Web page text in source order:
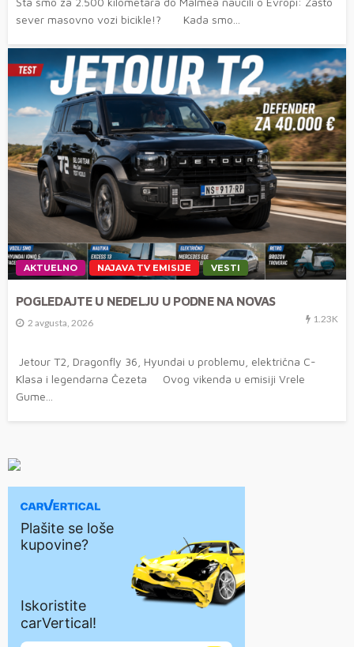
sever masovno vozi bicikle!? Kada smo...
AKTUELNO NAJAVA TV EMISIJE VESTI
POGLEDAJTE U NEDELJU U PODNE NA NOVAS
2 avgusta, 2026 1.23K
Jetour T2, Dragonfly 36, Hyundai u problemu, električna C-
Klasa i legendarna Čezeta Ovog vikenda u emisiji Vrele
Gume...